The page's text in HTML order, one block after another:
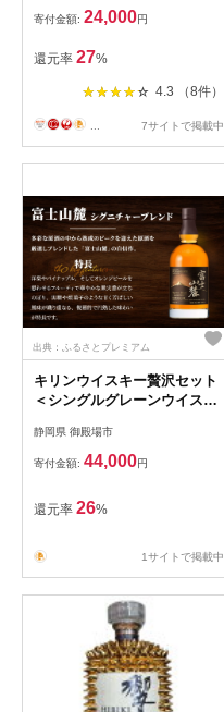
ー 国産】◇
寄付金額: 24,000円
還元率 27%
4.3 （8件）
7サイトで掲載中
出典：ふるさとプレミアム
キリンウイスキー贅沢セット
＜シングルグレーンウイスキ
ーブレンド＞各700ml
静岡県 御殿場市
寄付金額: 44,000円
還元率 26%
1サイトで掲載中